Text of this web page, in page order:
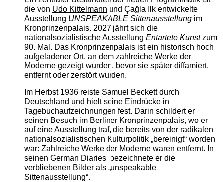
die von Udo Kittelmann und Çağla Ilk entwickelte
Ausstellung UNSPEAKABLE Sittenausstellungim
Kronprinzenpalais. 2027 jährt sich die
nationalsozialistische Ausstellung Entartete Kunstzum
90. Mal. Das Kronprinzenpalais ist ein historisch hoch
aufgeladener Ort, an dem zahlreiche Werke der
Moderne gezeigt wurden, bevor sie später diffamiert,
entfernt oder zerstört wurden.
Im Herbst 1936 reiste Samuel Beckett durch
Deutschland und hielt seine Eindrücke in
Tagebuchaufzeichnungen fest. Darin schildert er
seinen Besuch im Berliner Kronprinzenpalais, wo er
auf eine Ausstellung traf, die bereits von der radikalen
nationalsozialistischen Kulturpolitik „bereinigt“ worden
war: Zahlreiche Werke der Moderne waren entfernt. In
seinen German Diaries bezeichnete er die
verbliebenen Bilder als „unspeakable
Sittenausstellung“.